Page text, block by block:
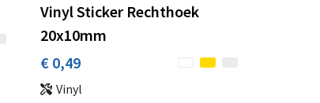
Vinyl Sticker Rechthoek
20x10mm
€ 0,49
Vinyl